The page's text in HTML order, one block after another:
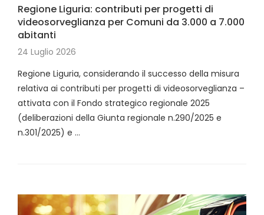
Regione Liguria: contributi per progetti di
videosorveglianza per Comuni da 3.000 a 7.000
abitanti
24 Luglio 2026
Regione Liguria, considerando il successo della misura
relativa ai contributi per progetti di videosorveglianza –
attivata con il Fondo strategico regionale 2025
(deliberazioni della Giunta regionale n.290/2025 e
n.301/2025) e …